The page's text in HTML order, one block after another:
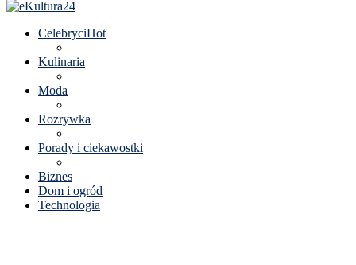
CelebryciHot
Kulinaria
Moda
Rozrywka
Porady i ciekawostki
Biznes
Dom i ogród
Technologia